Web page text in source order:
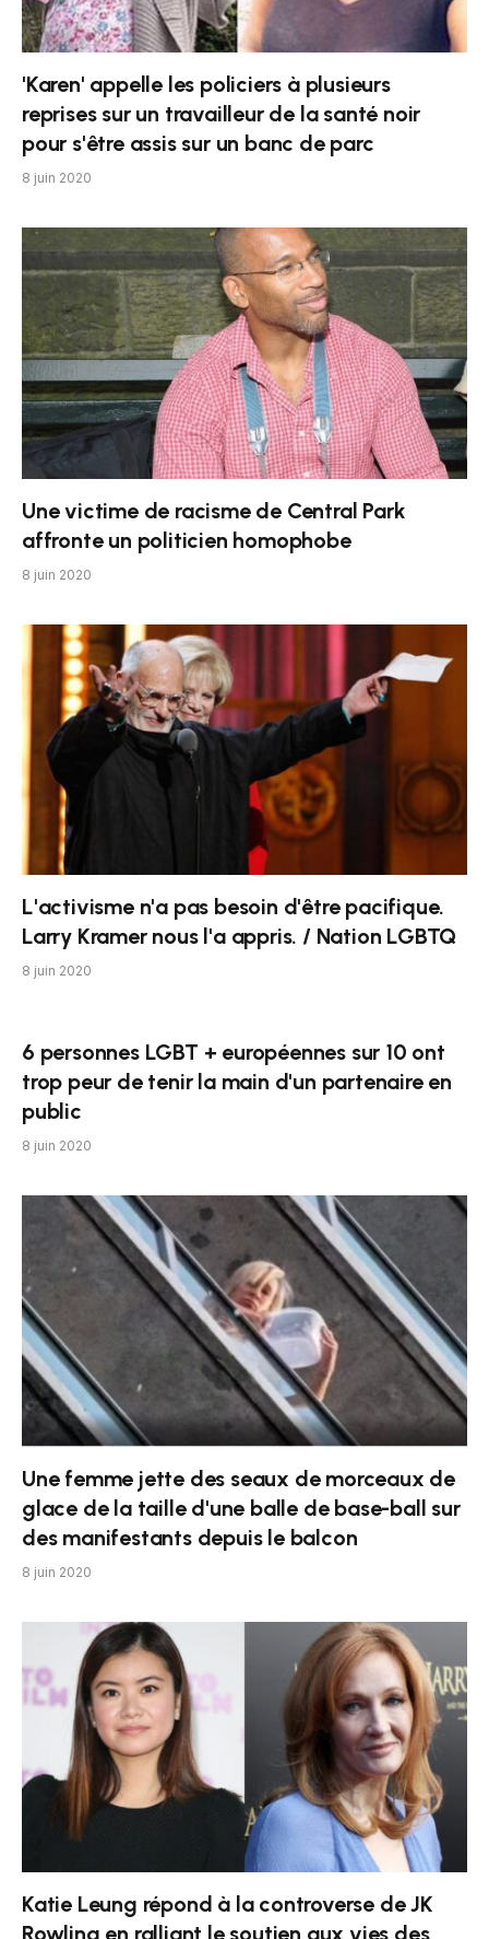
'Karen' appelle les policiers à plusieurs
reprises sur un travailleur de la santé noir
pour s'être assis sur un banc de parc
8 juin 2020
Une victime de racisme de Central Park
affronte un politicien homophobe
8 juin 2020
L'activisme n'a pas besoin d'être pacifique.
Larry Kramer nous l'a appris. / Nation LGBTQ
8 juin 2020
6 personnes LGBT + européennes sur 10 ont
trop peur de tenir la main d'un partenaire en
public
8 juin 2020
Une femme jette des seaux de morceaux de
glace de la taille d'une balle de base-ball sur
des manifestants depuis le balcon
8 juin 2020
Katie Leung répond à la controverse de JK
Rowling en ralliant le soutien aux vies des